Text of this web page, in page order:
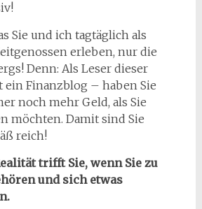
Sie und ich tagtäglich als
erleben, nur die
Denn: Als Leser dieser
ein Finanzblog – haben Sie
noch mehr Geld, als Sie
möchten. Damit sind Sie
reich!
trifft Sie, wenn Sie zu
und sich etwas